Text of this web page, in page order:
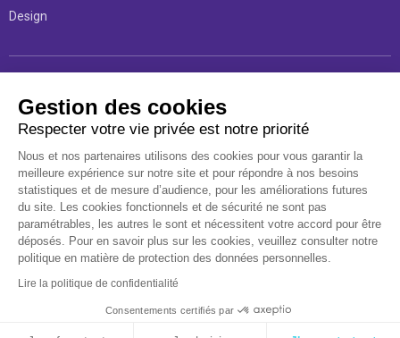
Design
Mentions légales
Conditions d’utilisations
Politique d'utilisation des données personnelles
Règlement intérieur
Déclaration d’accessibilité
Gestion des cookies
Respecter votre vie privée est notre priorité
Nous et nos partenaires utilisons des cookies pour vous garantir la
meilleure expérience sur notre site et pour répondre à nos besoins
statistiques et de mesure d’audience, pour les améliorations futures
du site. Les cookies fonctionnels et de sécurité ne sont pas
paramétrables, les autres le sont et nécessitent votre accord pour être
déposés. Pour en savoir plus sur les cookies, veuillez consulter notre
politique en matière de protection des données personnelles.
Lire la politique de confidentialité
Consentements certifiés par